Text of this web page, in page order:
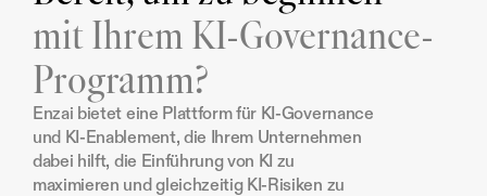
mit Ihrem KI-Governance-
Programm?
Enzai bietet eine Plattform für KI-Governance
und KI-Enablement, die Ihrem Unternehmen
dabei hilft, die Einführung von KI zu
maximieren und gleichzeitig KI-Risiken zu